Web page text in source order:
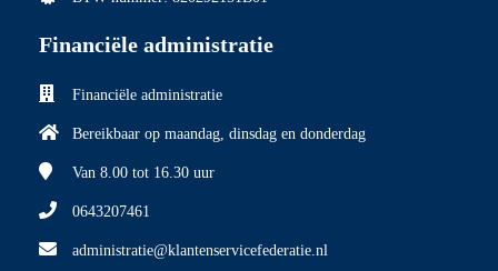
Financiële administratie
Financiële administratie
Bereikbaar op maandag, dinsdag en donderdag
Van 8.00 tot 16.30 uur
0643207461
administratie@klantenservicefederatie.nl